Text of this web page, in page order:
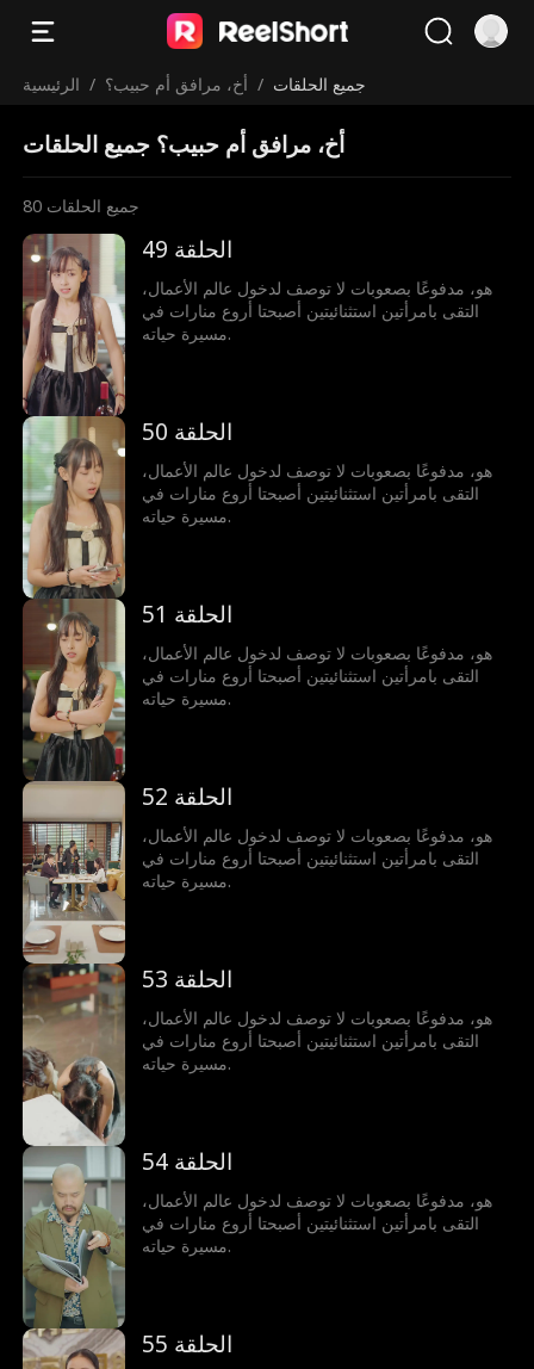
الرئيسية / أخ، مرافق أم حبيب؟ / جميع الحلقات
أخ، مرافق أم حبيب؟ جميع الحلقات
80 جميع الحلقات
الحلقة 49
هو، مدفوعًا بصعوبات لا توصف لدخول عالم الأعمال،
التقى بامرأتين استثنائيتين أصبحتا أروع منارات في
مسيرة حياته.
الحلقة 50
هو، مدفوعًا بصعوبات لا توصف لدخول عالم الأعمال،
التقى بامرأتين استثنائيتين أصبحتا أروع منارات في
مسيرة حياته.
الحلقة 51
هو، مدفوعًا بصعوبات لا توصف لدخول عالم الأعمال،
التقى بامرأتين استثنائيتين أصبحتا أروع منارات في
مسيرة حياته.
الحلقة 52
هو، مدفوعًا بصعوبات لا توصف لدخول عالم الأعمال،
التقى بامرأتين استثنائيتين أصبحتا أروع منارات في
مسيرة حياته.
الحلقة 53
هو، مدفوعًا بصعوبات لا توصف لدخول عالم الأعمال،
التقى بامرأتين استثنائيتين أصبحتا أروع منارات في
مسيرة حياته.
الحلقة 54
هو، مدفوعًا بصعوبات لا توصف لدخول عالم الأعمال،
التقى بامرأتين استثنائيتين أصبحتا أروع منارات في
مسيرة حياته.
الحلقة 55